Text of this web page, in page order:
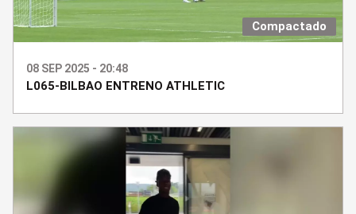
Compactado
08 SEP 2025 - 20:48
L065-BILBAO ENTRENO ATHLETIC